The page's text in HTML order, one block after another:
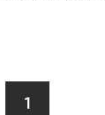
1